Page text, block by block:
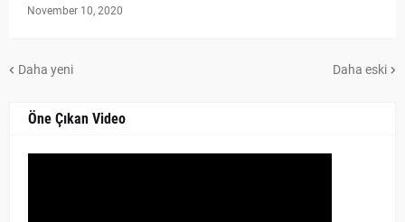
November 10, 2020
Daha yeni Daha eski
Öne Çıkan Video